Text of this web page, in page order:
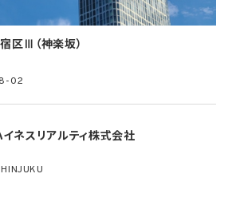
責任者を設置するとともに、個人データを取り扱う従業
人データの範囲を明確化し、法や取扱規程に違反してい
る留意事項について、従業者に定期的な研修を実施
保持に関する事項を就業規則に記載
区Ⅲ（神楽坂）
02
ネスリアルティ株式会社